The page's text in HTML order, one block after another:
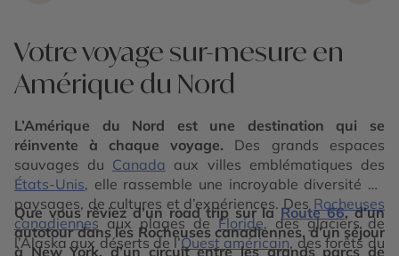
Votre voyage sur-mesure en
Amérique du Nord
L’Amérique du Nord est une destination qui se
réinvente à chaque voyage. Des grands espaces
sauvages du Canada aux villes emblématiques des
États-Unis, elle rassemble une incroyable diversité de
paysages, de cultures et d’expériences. Des Rocheuses
canadiennes aux plages deFloride, des glaciers de
l’Alaska aux déserts de l’Ouest américain, des forêts du
Que vous rêviez d’un road trip sur la Route 66, d’un
autotour dans les Rocheuses canadiennes, d’un séjour
à New York, d’un circuit entre les grands parcs de